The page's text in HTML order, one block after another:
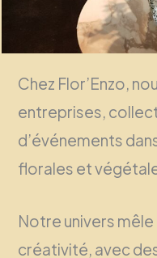
Chez Flor’Enzo,
entreprises,
d’événements
florales et
Notre univers
créativité, avec